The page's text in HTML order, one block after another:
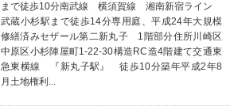
まで徒歩10分南武線 横須賀線 湘南新宿ライン
武蔵小杉駅まで徒歩14分専用庭、平成24年大規模
修繕済みセザール第二新丸子 1階部分住所川崎区
中原区小杉陣屋町1-22-30構造RC造4階建て交通東
急東横線 『新丸子駅』 徒歩10分築年平成2年8
月土地権利...